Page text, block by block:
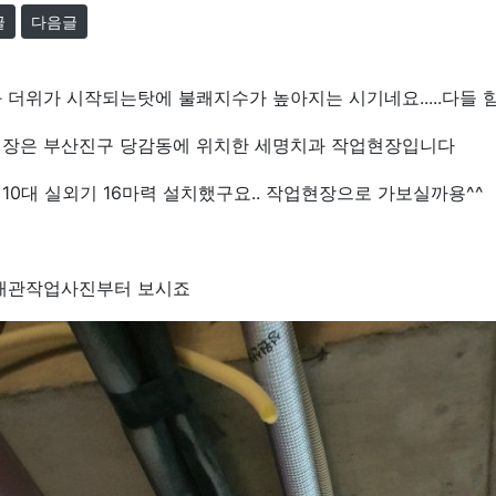
다음글
더위가 시작되는탓에 불쾌지수가 높아지는 시기네요.....다들
은 부산진구 당감동에 위치한 세명치과 작업현장입니다
대 실외기 16마력 설치했구요.. 작업현장으로 가보실까용^^
관작업사진부터 보시죠